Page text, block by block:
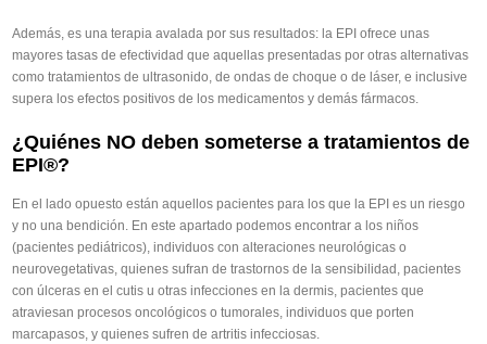
Además, es una terapia avalada por sus resultados: la EPI ofrece unas
mayores tasas de efectividad que aquellas presentadas por otras alternativas
como tratamientos de ultrasonido, de ondas de choque o de láser, e inclusive
supera los efectos positivos de los medicamentos y demás fármacos.
¿Quiénes NO deben someterse a tratamientos de
EPI®?
En el lado opuesto están aquellos pacientes para los que la EPI es un riesgo
y no una bendición. En este apartado podemos encontrar a los niños
(pacientes pediátricos), individuos con alteraciones neurológicas o
neurovegetativas, quienes sufran de trastornos de la sensibilidad, pacientes
con úlceras en el cutis u otras infecciones en la dermis, pacientes que
atraviesan procesos oncológicos o tumorales, individuos que porten
marcapasos, y quienes sufren de artritis infecciosas.